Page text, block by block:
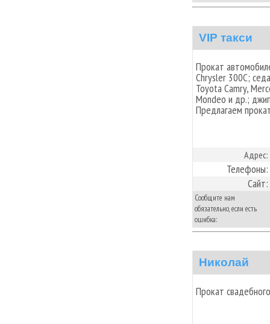
VIP такси
Прокат
Chrysler 300C;
Toyota Camry,
Mondeo и др.;
Предлагаем
Адрес:
Телефоны:
Сайт:
Сообщите нам
обязательно, если есть
ошибка:
Николай
Прокат